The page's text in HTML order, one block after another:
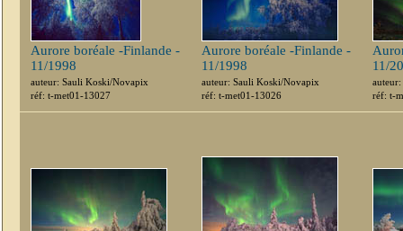
Aurore boréale -Finlande -
11/1998
auteur: Sauli Koski/Novapix
réf: t-met01-13027
Aurore boréale -Finlande -
11/1998
auteur: Sauli Koski/Novapix
réf: t-met01-13026
11/
réf: t-